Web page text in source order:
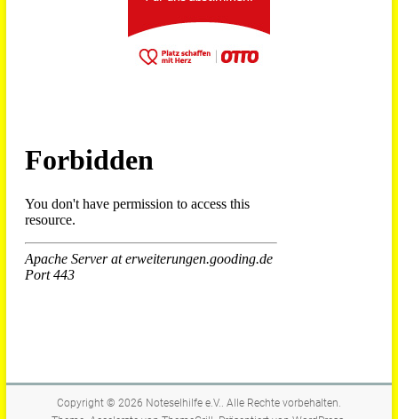
Copyright © 2026 Noteselhilfe e.V.. Alle Rechte vorbehalten.